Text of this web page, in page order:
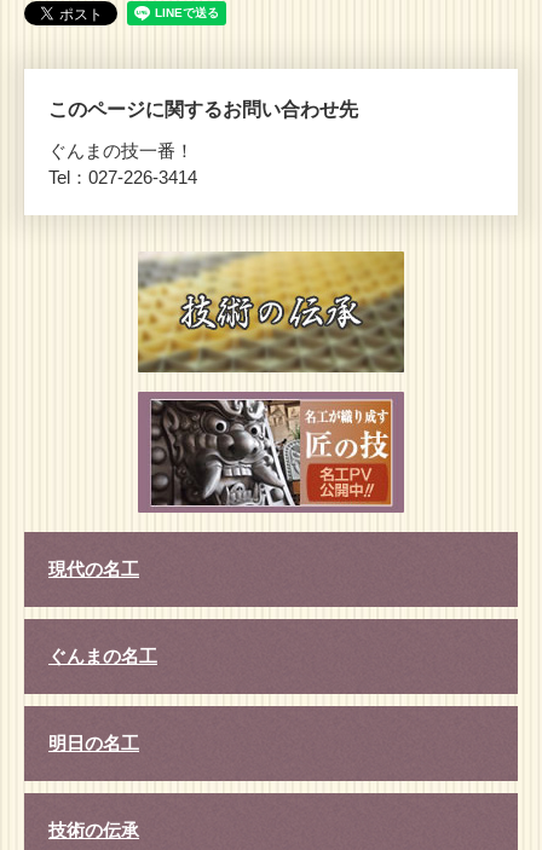
このページに関するお問い合わせ先
ぐんまの技一番！
Tel：027-226-3414
現代の名工
ぐんまの名工
明日の名工
技術の伝承